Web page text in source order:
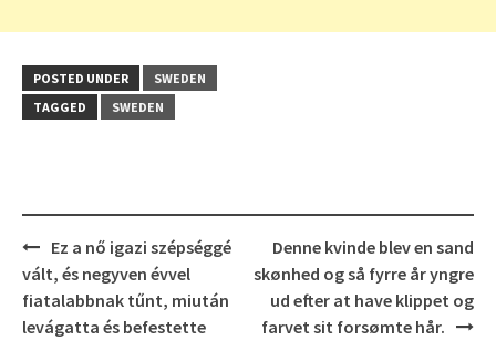
POSTED UNDER
SWEDEN
TAGGED
SWEDEN
Post
navigation
Ez a nő igazi szépséggé
vált, és negyven évvel
fiatalabbnak tűnt, miután
levágatta és befestette
Denne kvinde blev en sand
skønhed og så fyrre år yngre
ud efter at have klippet og
farvet sit forsømte hår.